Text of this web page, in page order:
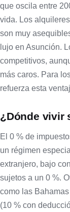
que oscila entre
vida. Los
son muy
lujo en Asunción.
competitivos,
más caros. Para
refuerza esta
¿Dónde vivir
El 0 % de
un régimen
extranjero, bajo
sujetos a un 0 %.
como las
(10 % con